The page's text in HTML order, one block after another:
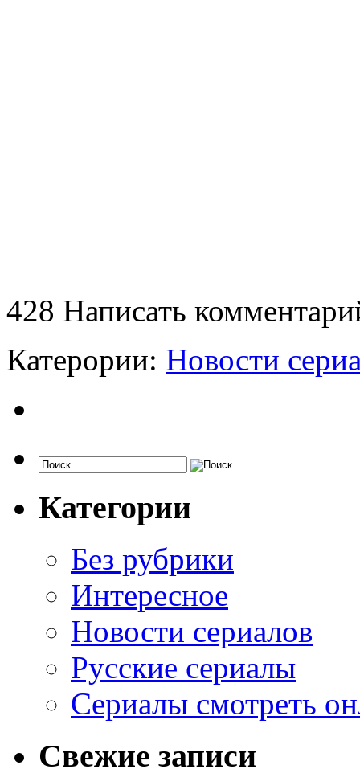
428 Написать
Катерории: Новости
Категории
Без рубрики
Интересное
Новости сериалов
Русские сериалы
Сериалы смотреть
Свежие записи